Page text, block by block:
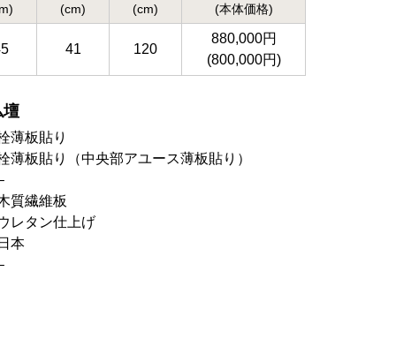
(cm) (cm) (本体価格)
41 120
880,000円
(800,000円)
壇
薄板貼り
薄板貼り（中央部アユース薄板貼り）
質繊維板
レタン仕上げ
日本